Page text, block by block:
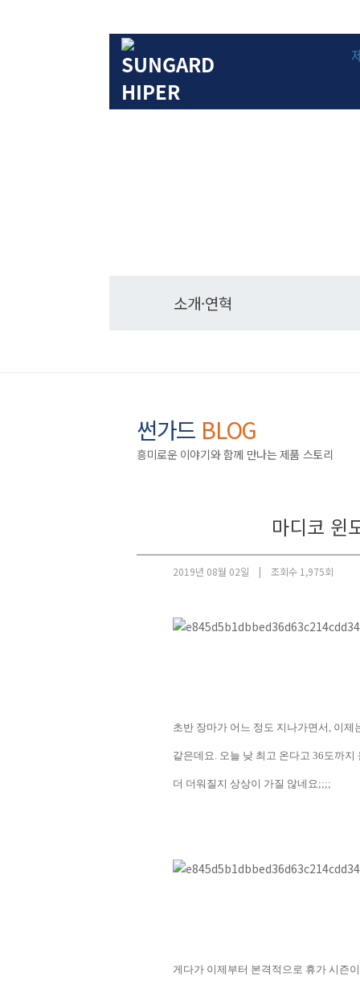
소개·연혁
썬가드 BLOG
흥미로운 이야기와 함께 만나는 제품 스토리
마디코 윈
2019년 08월 02일 | 조회수 1,975회
초반 장마가 어느 정도 지나가면서 이제
같은데요 오늘 낮 최고 온다고 36 도까지
더 더워질지 상상이 가질 않네요 ;;;;
게다가 이제부터 본격적으로 휴가 시즌